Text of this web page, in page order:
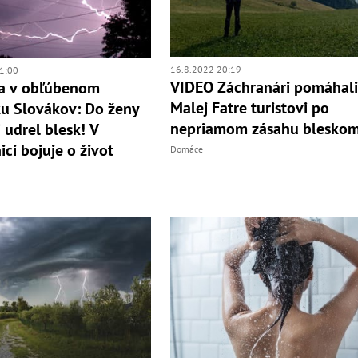
v obľúbenom
Slovákov: Do ženy
blesk! V
bojuje o život
16.8.2022 20:19
VIDEO Záchranári
Malej Fatre turistovi po
nepriamom zásahu
Domáce